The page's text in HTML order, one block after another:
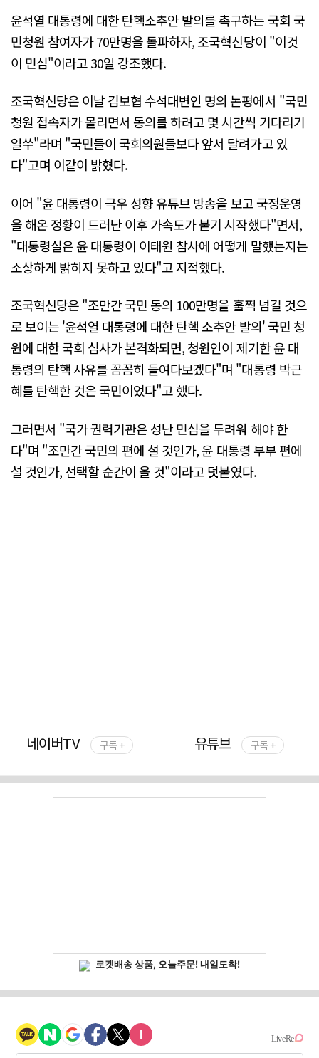
윤석열 대통령에 대한 탄핵소추안 발의를 촉구하는 국회 국
민청원 참여자가 70만명을 돌파하자, 조국혁신당이 "이것
이 민심"이라고 30일 강조했다.
조국혁신당은 이날 김보협 수석대변인 명의 논평에서 "국민
청원 접속자가 몰리면서 동의를 하려고 몇 시간씩 기다리기
일쑤"라며 "국민들이 국회의원들보다 앞서 달려가고 있
다"고며 이같이 밝혔다.
이어 "윤 대통령이 극우 성향 유튜브 방송을 보고 국정운영
을 해온 정황이 드러난 이후 가속도가 붙기 시작했다"면서,
"대통령실은 윤 대통령이 이태원 참사에 어떻게 말했는지는
소상하게 밝히지 못하고 있다"고 지적했다.
조국혁신당은 "조만간 국민 동의 100만명을 훌쩍 넘길 것으
로 보이는 '윤석열 대통령에 대한 탄핵 소추안 발의' 국민 청
원에 대한 국회 심사가 본격화되면, 청원인이 제기한 윤 대
통령의 탄핵 사유를 꼼꼼히 들여다보겠다"며 "대통령 박근
혜를 탄핵한 것은 국민이었다"고 했다.
그러면서 "국가 권력기관은 성난 민심을 두려워 해야 한
다"며 "조만간 국민의 편에 설 것인가, 윤 대통령 부부 편에
설 것인가, 선택할 순간이 올 것"이라고 덧붙였다.
네이버TV 구독 + 유튜브 구독 +